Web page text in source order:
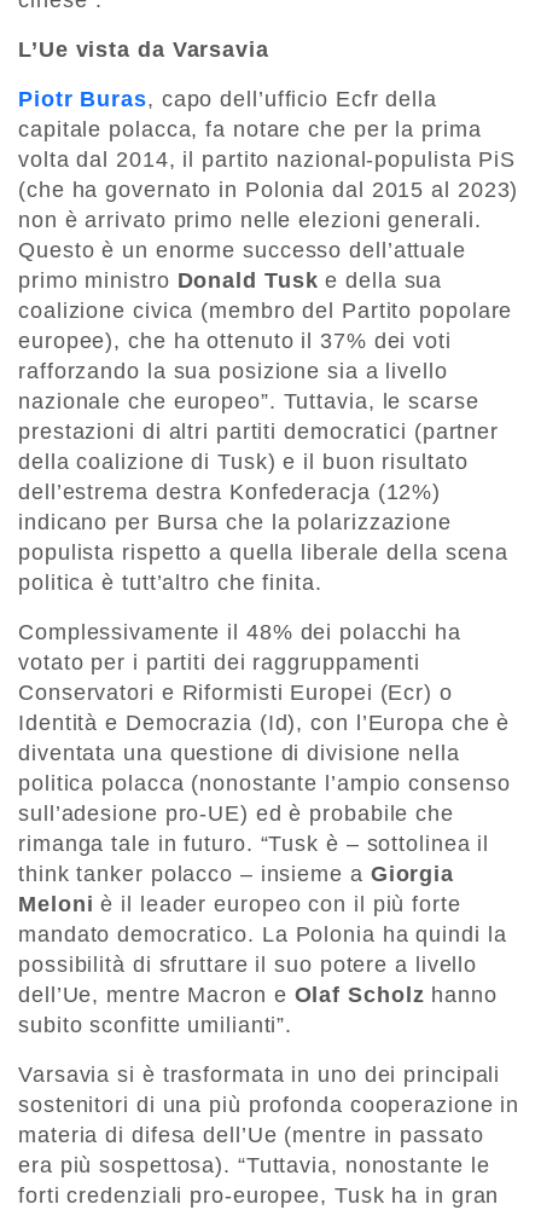
L’Ue vista da Varsavia
Piotr Buras, capo dell’ufficio Ecfr della
capitale polacca, fa notare che per la prima
volta dal 2014, il partito nazional-populista PiS
(che ha governato in Polonia dal 2015 al 2023)
non è arrivato primo nelle elezioni generali.
Questo è un enorme successo dell’attuale
primo ministro Donald Tusk e della sua
coalizione civica (membro del Partito popolare
europee), che ha ottenuto il 37% dei voti
rafforzando la sua posizione sia a livello
nazionale che europeo”. Tuttavia, le scarse
prestazioni di altri partiti democratici (partner
della coalizione di Tusk) e il buon risultato
dell’estrema destra Konfederacja (12%)
indicano per Bursa che la polarizzazione
populista rispetto a quella liberale della scena
politica è tutt’altro che finita.
Complessivamente il 48% dei polacchi ha
votato per i partiti dei raggruppamenti
Conservatori e Riformisti Europei (Ecr) o
Identità e Democrazia (Id), con l’Europa che è
diventata una questione di divisione nella
politica polacca (nonostante l’ampio consenso
sull’adesione pro-UE) ed è probabile che
rimanga tale in futuro. “Tusk è – sottolinea il
think tanker polacco – insieme a Giorgia
Meloni è il leader europeo con il più forte
mandato democratico. La Polonia ha quindi la
possibilità di sfruttare il suo potere a livello
dell’Ue, mentre Macron e Olaf Scholz hanno
subito sconfitte umilianti”.
Varsavia si è trasformata in uno dei principali
sostenitori di una più profonda cooperazione in
materia di difesa dell’Ue (mentre in passato
era più sospettosa). “Tuttavia, nonostante le
forti credenziali pro-europee, Tusk ha in gran